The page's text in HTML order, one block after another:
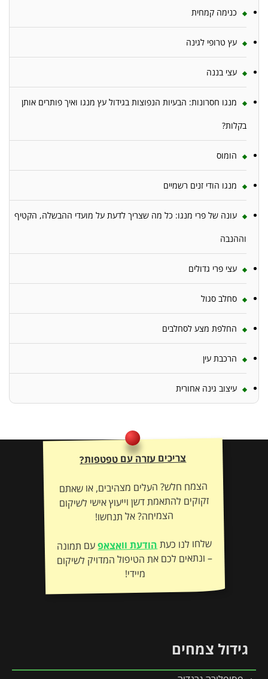
כנימה קמחית
עץ טרופי לגינה
עצי בננה
מנגו חסרונות: הבעיות הנפוצות בגידול עץ מנגו ואיך פותרים אותן
בקלות?
הומוס
מנגו הודי זנים רשמיים
עונה של פרי מנגו: כל מה שצריך לדעת על מועדי ההבשלה, הקטיף
וההנבה
עצי פרי גדולים
סחלב סגול
החלפת מצע לסחלבים
הרכבת עין
עיצוב גינה אחורית
צריכים עזרה עם טפטפות?
הצמח חלש? העלים מצהיבים, או שאתם
זקוקים להתאמת דשן וייעוץ אישי לשיקום
הצמיחה? אל תנחשו!
שלחו לנו כעתהודעת וואצאפעם תמונה
– ונתאים לכם את הטיפול המדויק לשיקום
מיידי!
גידול צמחים